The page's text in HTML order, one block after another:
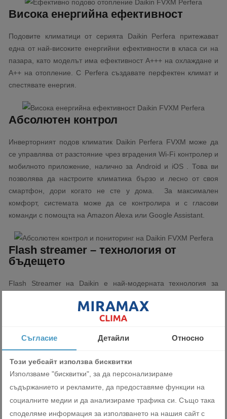
Висока енергийна ефективност
Подовите климатици от серията Daikin Perfera притежават
една от най-високите енергийни ефективности в класа си на
пазара, като моделът има ефективност А+++ на охлаждане и
А++ на отопление. С Perfera създавате перфектен климат и
спестявате енергия.
Абсолютен контрол
Инверторният подов климатик Daikin Perfera FVXM може да
се управлява от разстояние чрез вградения Wi-Fi контролер и
мобилното приложение, налично за Android и iOS . Това ви
позволява да настроите климатика бързо и лесно от своя
смартфон, дори когато не сте у дома. За максимален
комфорт, системата може да се контролира и с гласови
команди с помощта на Amazon Alexa или Google Assistant.
Flash streamer – технология от
бъдещето
Flash Streamer на Daikin е най-модерната технология за
електрони с висока скорост се сблъскват с молекулите на
замърсителите и ги активират. По този начин активираните
вещества. След обработката на въздуха от вашия климатик
доказано по-бърза в пречистването на въздуха от
стандартните плазма филтри.
Съгласие Детайли Относно
Този уебсайт използва бисквитки
Използваме "бисквитки", за да персонализираме
съдържанието и рекламите, да предоставяме функции на
социалните медии и да анализираме трафика си. Също така
споделяме информация за използването на нашия сайт с